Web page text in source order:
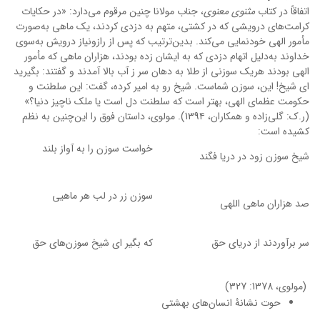
اتفاقاً در کتاب مثنوی معنوی، جناب مولانا چنین مرقوم می‌دارد: «در حکایات
کرامت‌های درویشی که در کشتی، متهم به دزدی کردند، یک ماهی به‌صورت
مأمور الهی خودنمایی می‌کند. بدین‌ترتیب که پس از رازونیاز درویش به‌سوی
خداوند به‌دلیل اتهام دزدی که به ایشان زده بودند، هزاران ماهی که مأمور
الهی بودند هریک سوزنی از طلا به دهان سر ز آب بالا آمدند و گفتند: بگیرید
ای شیخ! این، سوزن شماست. شیخ رو به امیر کرده، گفت: این سلطنت و
حکومت عظمای الهی، بهتر است که سلطنت دل است یا ملک ناچیز دنیا؟»
(ر.ک: گلی‌زاده و همکاران، 139۴). مولوی، داستان فوق را این‌چنین به نظم
کشیده است:
شیخ سوزن زود در دریا فگند
خواست سوزن را به آواز بلند
صد هزاران ماهی اللهی سوزن زر در لب هر ماهیی
سر برآوردند از دریای حق که بگیر ای شیخ سوزن‌های حق
(مولوی، 1378: 327)
حوت نشانۀ انسان‌های بهشتی